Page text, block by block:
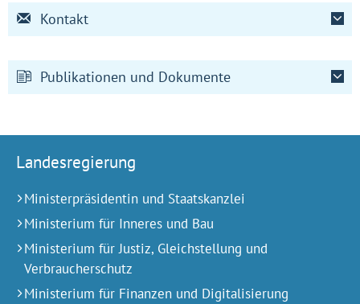
Kontakt
Publikationen und Dokumente
Landesregierung
Ministerpräsidentin und Staatskanzlei
Ministerium für Inneres und Bau
Ministerium für Justiz, Gleichstellung und
Verbraucherschutz
Ministerium für Finanzen und Digitalisierung